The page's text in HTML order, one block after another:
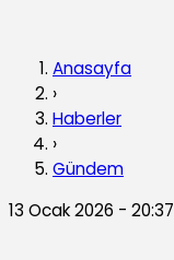
Anasayfa
›
Haberler
›
Gündem
13 Ocak 2026 - 20:37